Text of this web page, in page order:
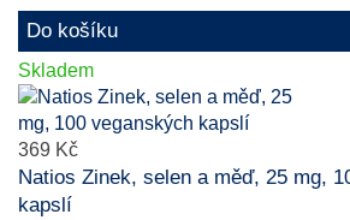
Do košíku
Skladem
369 Kč
Natios Zinek, selen a měď, 25 mg,
kapslí